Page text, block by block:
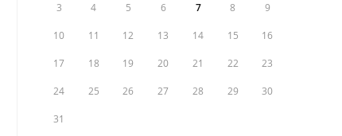
3 4 5 6 7 8 9
10 11 12 13 14 15 16
17 18 19 20 21 22 23
24 25 26 27 28 29 30
31